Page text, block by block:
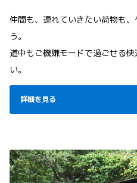
仲間も、連れていきたい荷物も
う。
道中もご機嫌モードで過ごせる
い。
詳細を見る